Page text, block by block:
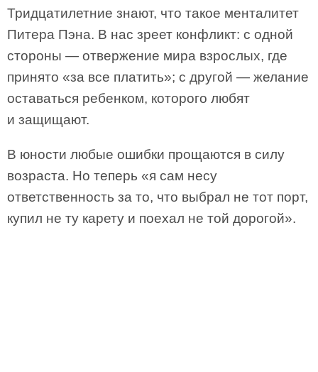
Тридцатилетние знают, что такое менталитет
Питера Пэна. В нас зреет конфликт: с одной
стороны — отвержение мира взрослых, где
принято «за все платить»; с другой — желание
оставаться ребенком, которого любят
и защищают.
В юности любые ошибки прощаются в силу
возраста. Но теперь «я сам несу
ответственность за то, что выбрал не тот порт,
купил не ту карету и поехал не той дорогой».